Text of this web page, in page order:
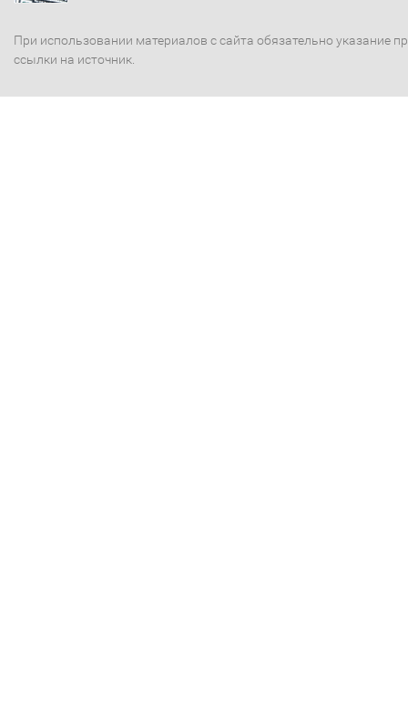
При использовании материалов с сайта обязательно указание
ссылки на источник.